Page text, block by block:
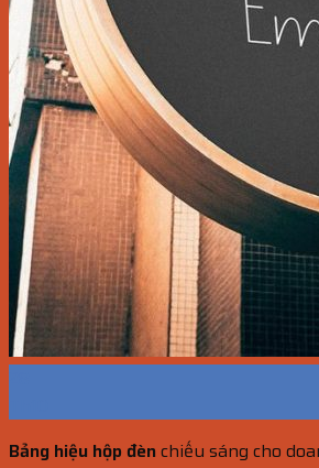
Bảng hiệu hộp đènchiếu sáng cho